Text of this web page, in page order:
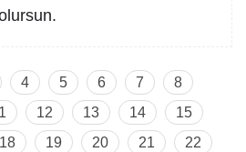
4 5 6 7
8
12 13 14
15
18 19 20 21
22